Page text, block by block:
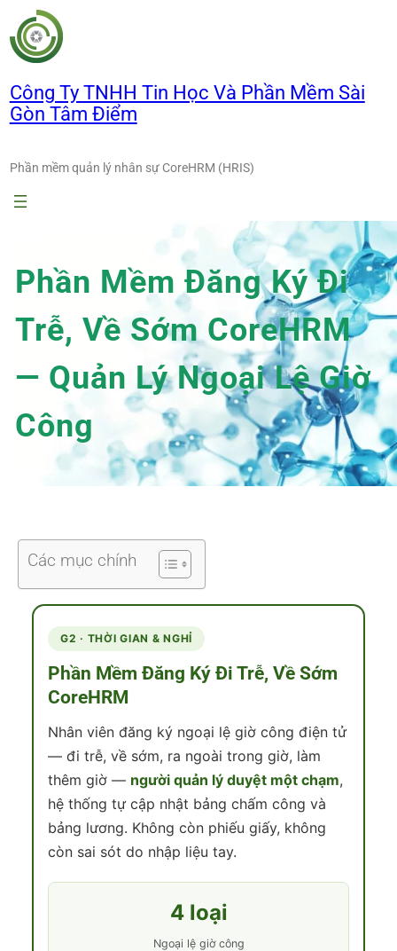
Chuyển
đến
phần
dung
Công Ty TNHH Tin Học Và Phần Mềm Sài
Gòn Tâm Điểm
Phần mềm quản lý nhân sự CoreHRM (HRIS)
Phần Mềm Đăng Ký Đi
Trễ, Về Sớm CoreHRM
— Quản Lý Ngoại Lệ Giờ
Công
Các mục chính
G2 · THỜI GIAN & NGHỈ
Phần Mềm Đăng Ký Đi Trễ, Về Sớm
CoreHRM
Nhân viên đăng ký ngoại lệ giờ công điện tử
— đi trễ, về sớm, ra ngoài trong giờ, làm
thêm giờ — người quản lý duyệt một chạm,
hệ thống tự cập nhật bảng chấm công và
bảng lương. Không còn phiếu giấy, không
còn sai sót do nhập liệu tay.
4 loại
Ngoại lệ giờ công